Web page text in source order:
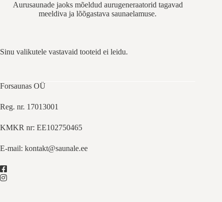
Aurusaunade jaoks mõeldud aurugeneraatorid tagavad
meeldiva ja lõõgastava saunaelamuse.
Sinu valikutele vastavaid tooteid ei leidu.
Forsaunas OÜ
Reg. nr. 17013001
KMKR nr: EE102750465
E-mail: kontakt@saunale.ee